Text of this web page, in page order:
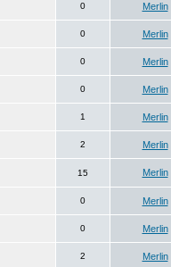
0 Merlin
0 Merlin
0 Merlin
0 Merlin
1 Merlin
2 Merlin
15 Merlin
0 Merlin
0 Merlin
2 Merlin